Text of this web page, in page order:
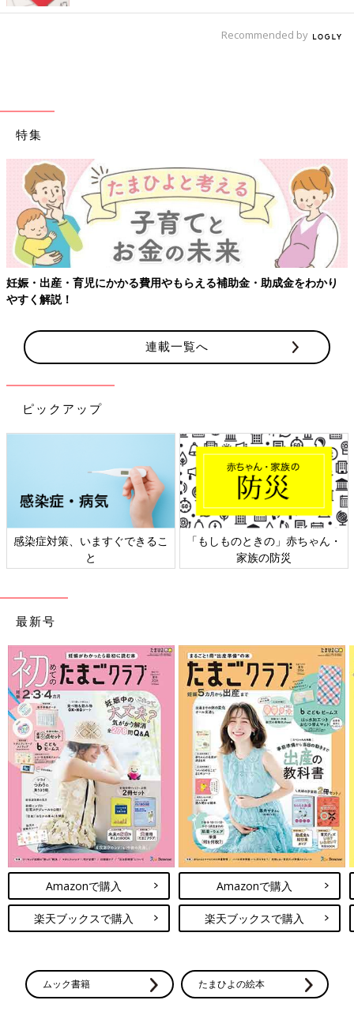
Recommended by
特集
金・助成金をわかり 【ワクチン接種できるものも】妊婦の感染
連載一覧へ
ピックアップ
のときの」赤ちゃん・
日本外来小児科学会リーフレッ
六星占
最新号
Amazonで購入
楽天ブックスで購入
Amazonで購入
楽天ブックスで購入
ムック書籍 たまひよの絵本